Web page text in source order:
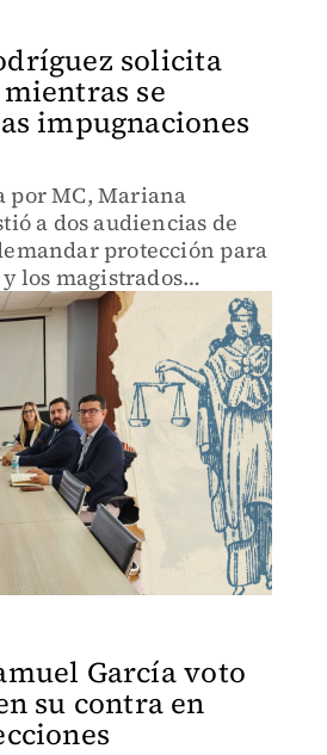
solicita
se
impugnaciones
por MC, Mariana
a dos audiencias de
protección para
los magistrados
León, mientras se
electorales
García voto
su contra en